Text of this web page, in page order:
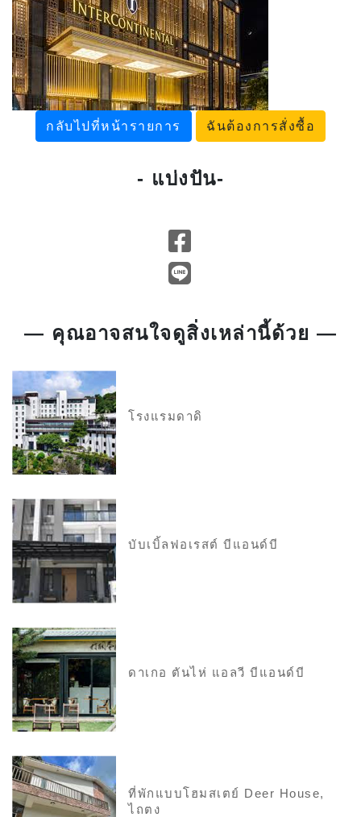
กลับไปที่หน้ารายการ ฉันต้องการสั่งซื้อ
- แบ่งปัน-
— คุณอาจสนใจดูสิ่งเหล่านี้ด้วย —
โรงแรมดาดิ
บับเบิ้ลฟอเรสต์ บีแอนด์บี
ดาเกอ ตันไห่ แอลวี บีแอนด์บี
ที่พักแบบโฮมสเตย์ Deer House,
ไถตง